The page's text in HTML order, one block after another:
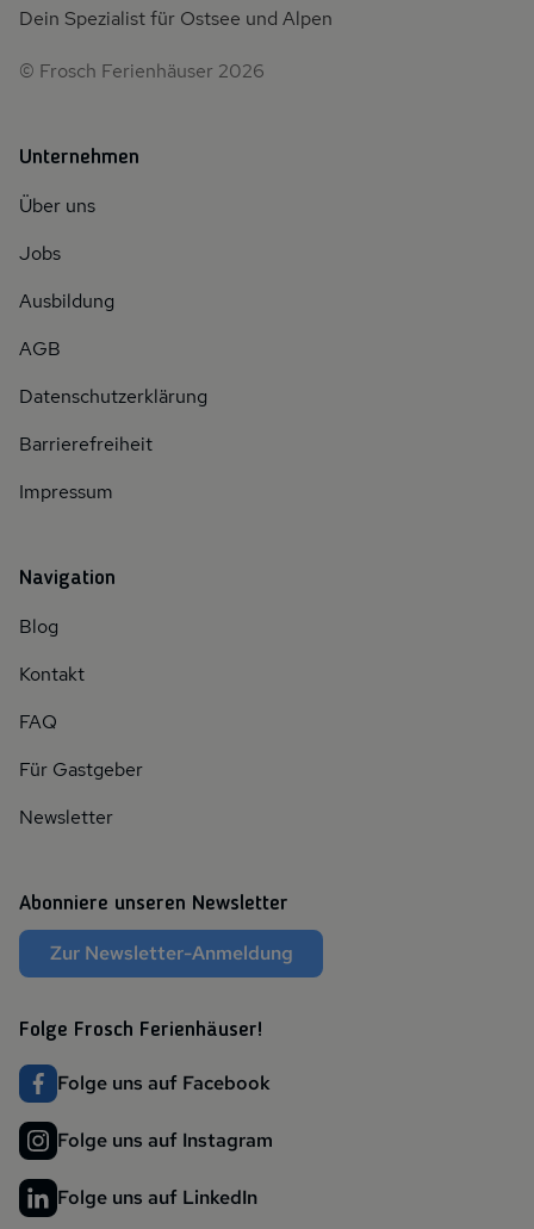
Dein Spezialist für Ostsee und Alpen
© Frosch Ferienhäuser 2026
Unternehmen
Über uns
Jobs
Ausbildung
AGB
Datenschutzerklärung
Barrierefreiheit
Impressum
Navigation
Blog
Kontakt
FAQ
Für Gastgeber
Newsletter
Abonniere unseren Newsletter
Zur Newsletter-Anmeldung
Folge Frosch Ferienhäuser!
Folge uns auf Facebook
Folge uns auf Instagram
Folge uns auf LinkedIn